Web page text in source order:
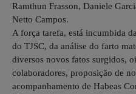
Ramthun Frasson, Daniele
Netto Campos.
A força tarefa, está incumbida
do TJSC, da análise do farto
diversos novos fatos surgidos,
colaboradores, proposição de
acompanhamento de Habeas